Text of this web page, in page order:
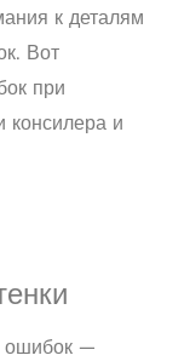
к деталям
Вот
при
консилера и
ошибок —